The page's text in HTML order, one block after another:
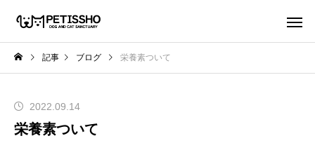
記事 ブログ 栄養素ついて
2022.09.14
栄養素ついて